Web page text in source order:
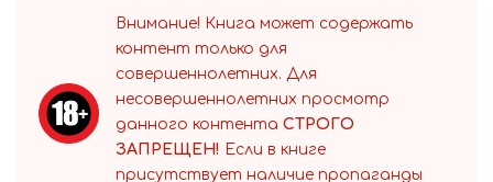
Внимание! Книга может содержать
контент только для
совершеннолетних. Для
несовершеннолетних просмотр
данного контента СТРОГО
ЗАПРЕЩЕН! Если в книге
присутствует наличие пропаганды